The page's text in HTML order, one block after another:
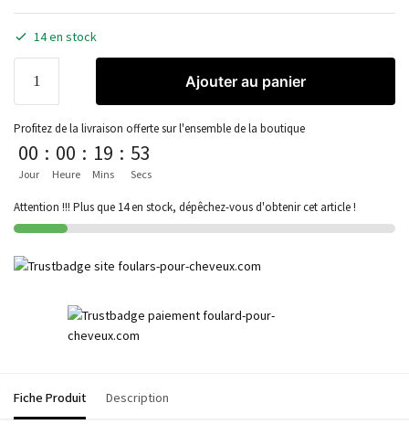
14 en stock
Ajouter au panier
Profitez de la livraison offerte sur l'ensemble de la boutique
00
Jour
: 00
Heure
: 19
Mins
: 53
Secs
Attention !!! Plus que 14 en stock, dépêchez-vous d'obtenir cet article !
Fiche Produit Description